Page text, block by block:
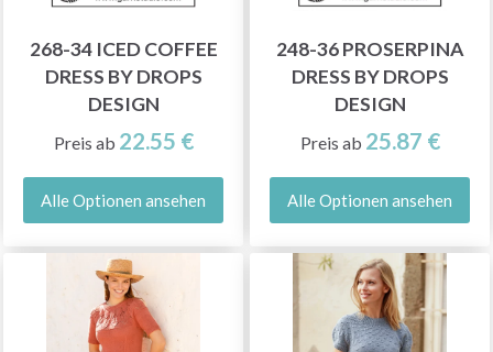
268-34 ICED COFFEE
DRESS BY DROPS
DESIGN
Preis ab 22.55 €
Alle Optionen ansehen
248-36 PROSERPINA
DRESS BY DROPS
DESIGN
Preis ab 25.87 €
Alle Optionen ansehen